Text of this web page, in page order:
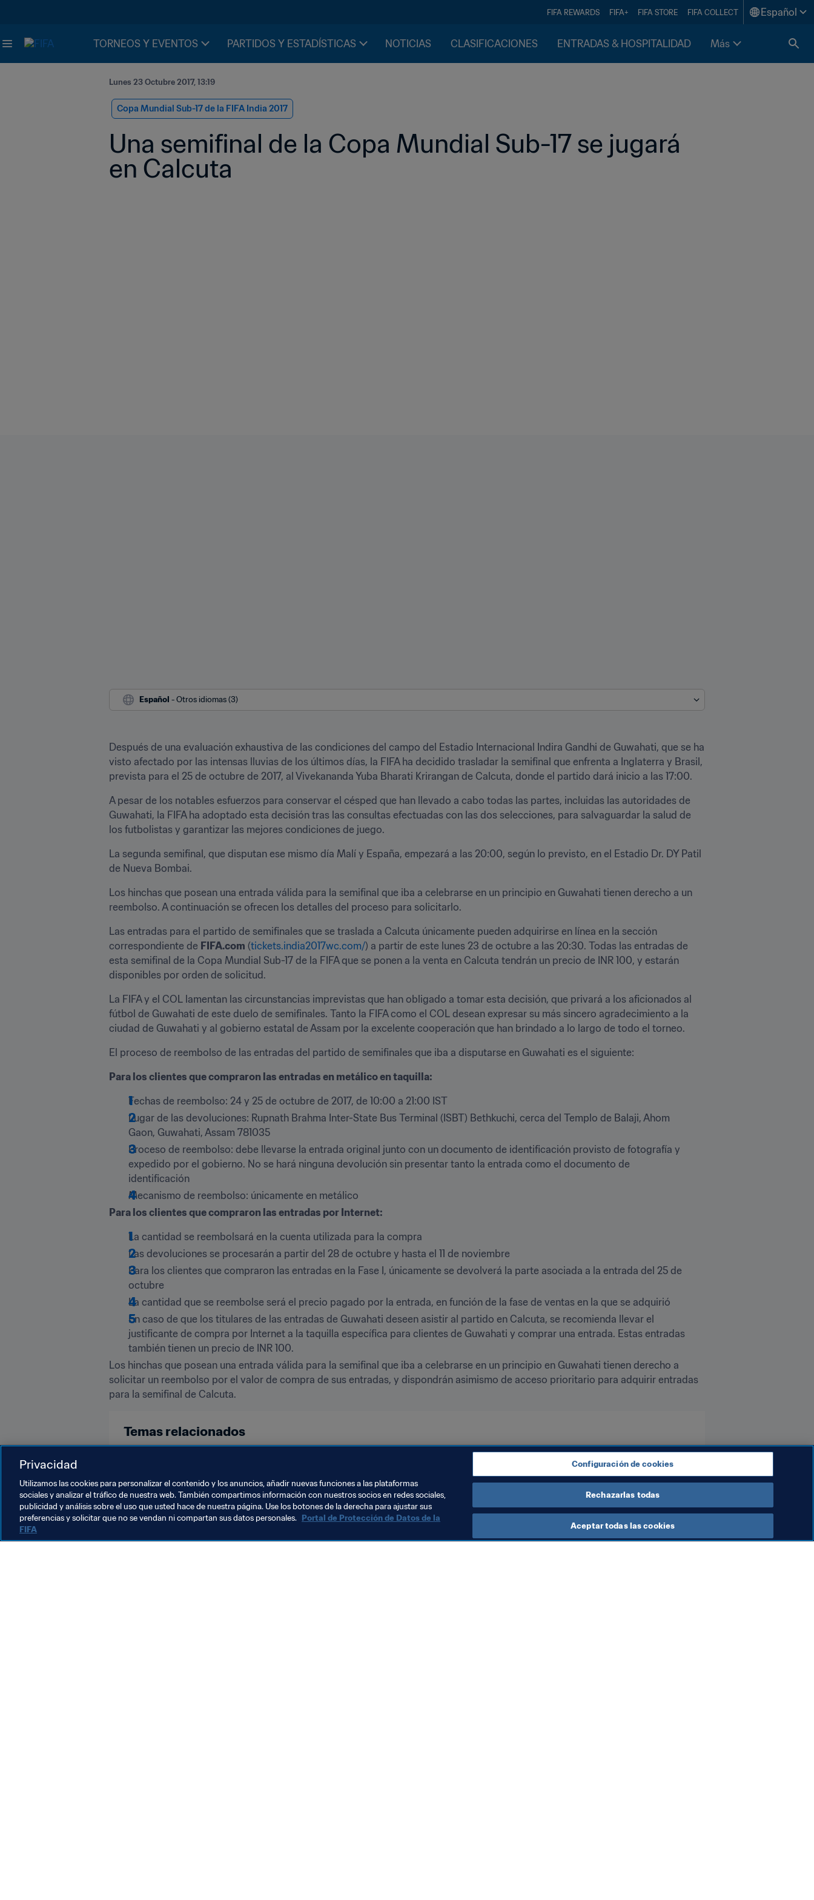
FIFA REWARDS FIFA+ FIFA STORE FIFA COLLECT Español
TORNEOS Y EVENTOS PARTIDOS Y ESTADÍSTICAS NOTICIAS CLASIFICACIONES ENTRADAS & HOSPITALIDAD Más
Lunes 23 Octubre 2017, 13:19
Copa Mundial Sub-17 de la FIFA India 2017
Una semifinal de la Copa Mundial Sub-17 se jugará
en Calcuta
Español - Otros idiomas (3)
Después de una evaluación exhaustiva de las condiciones del campo del Estadio Internacional Indira Gandhi de Guwahati, que se ha
visto afectado por las intensas lluvias de los últimos días, la FIFA ha decidido trasladar la semifinal que enfrenta a Inglaterra y Brasil,
prevista para el 25 de octubre de 2017, al Vivekananda Yuba Bharati Krirangan de Calcuta, donde el partido dará inicio a las 17:00.
A pesar de los notables esfuerzos para conservar el césped que han llevado a cabo todas las partes, incluidas las autoridades de
Guwahati, la FIFA ha adoptado esta decisión tras las consultas efectuadas con las dos selecciones, para salvaguardar la salud de
los futbolistas y garantizar las mejores condiciones de juego.
La segunda semifinal, que disputan ese mismo día Malí y España, empezará a las 20:00, según lo previsto, en el Estadio Dr. DY Patil
de Nueva Bombai.
Los hinchas que posean una entrada válida para la semifinal que iba a celebrarse en un principio en Guwahati tienen derecho a un
reembolso. A continuación se ofrecen los detalles del proceso para solicitarlo.
Las entradas para el partido de semifinales que se traslada a Calcuta únicamente pueden adquirirse en línea en la sección
correspondiente de FIFA.com (tickets.india2017wc.com/) a partir de este lunes 23 de octubre a las 20:30. Todas las entradas de
esta semifinal de la Copa Mundial Sub-17 de la FIFA que se ponen a la venta en Calcuta tendrán un precio de INR 100, y estarán
disponibles por orden de solicitud.
La FIFA y el COL lamentan las circunstancias imprevistas que han obligado a tomar esta decisión, que privará a los aficionados al
fútbol de Guwahati de este duelo de semifinales. Tanto la FIFA como el COL desean expresar su más sincero agradecimiento a la
ciudad de Guwahati y al gobierno estatal de Assam por la excelente cooperación que han brindado a lo largo de todo el torneo.
El proceso de reembolso de las entradas del partido de semifinales que iba a disputarse en Guwahati es el siguiente:
Para los clientes que compraron las entradas en metálico en taquilla:
Fechas de reembolso: 24 y 25 de octubre de 2017, de 10:00 a 21:00 IST
Lugar de las devoluciones: Rupnath Brahma Inter-State Bus Terminal (ISBT) Bethkuchi, cerca del Templo de Balaji, Ahom
Gaon, Guwahati, Assam 781035
Proceso de reembolso: debe llevarse la entrada original junto con un documento de identificación provisto de fotografía y
expedido por el gobierno. No se hará ninguna devolución sin presentar tanto la entrada como el documento de
identificación
Mecanismo de reembolso: únicamente en metálico
Para los clientes que compraron las entradas por Internet:
La cantidad se reembolsará en la cuenta utilizada para la compra
Las devoluciones se procesarán a partir del 28 de octubre y hasta el 11 de noviembre
Para los clientes que compraron las entradas en la Fase I, únicamente se devolverá la parte asociada a la entrada del 25 de
octubre
La cantidad que se reembolse será el precio pagado por la entrada, en función de la fase de ventas en la que se adquirió
En caso de que los titulares de las entradas de Guwahati deseen asistir al partido en Calcuta, se recomienda llevar el
justificante de compra por Internet a la taquilla específica para clientes de Guwahati y comprar una entrada. Estas entradas
también tienen un precio de INR 100.
Los hinchas que posean una entrada válida para la semifinal que iba a celebrarse en un principio en Guwahati tienen derecho a
solicitar un reembolso por el valor de compra de sus entradas, y dispondrán asimismo de acceso prioritario para adquirir entradas
para la semifinal de Calcuta.
Temas relacionados
Privacidad
Utilizamos las cookies para personalizar el contenido y los anuncios, añadir nuevas funciones a las plataformas
sociales y analizar el tráfico de nuestra web. También compartimos información con nuestros socios en redes sociales,
publicidad y análisis sobre el uso que usted hace de nuestra página. Use los botones de la derecha para ajustar sus
preferencias y solicitar que no se vendan ni compartan sus datos personales. Portal de Protección de Datos de la
FIFA
Configuración de cookies
Rechazarlas todas
Aceptar todas las cookies